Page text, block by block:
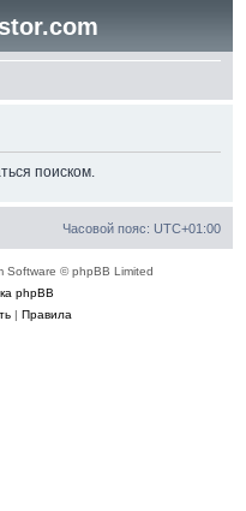
поиском.
Часовой пояс: UTC+01:00
Software © phpBB Limited
phpBB
| Правила